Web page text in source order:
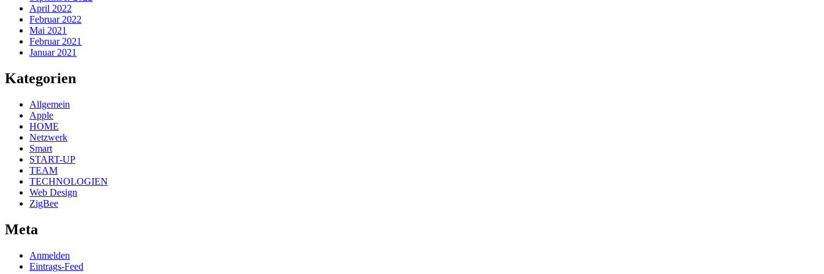
April 2022
Februar 2022
Mai 2021
Februar 2021
Januar 2021
Kategorien
Allgemein
Apple
HOME
Netzwerk
Smart
START-UP
TEAM
TECHNOLOGIEN
Web Design
ZigBee
Meta
Anmelden
Eintrags-Feed